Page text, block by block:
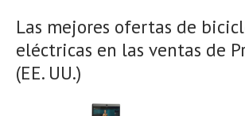
Las mejores ofertas de
eléctricas en las ventas de
(EE. UU.)